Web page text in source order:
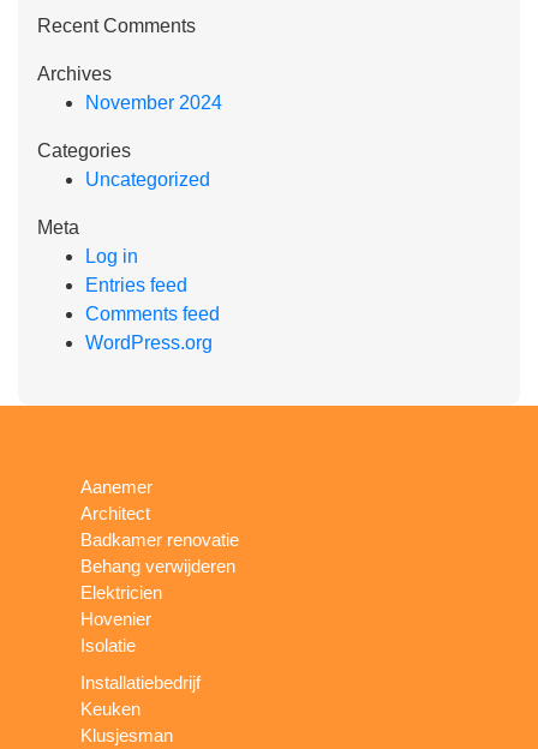
Recent Comments
Archives
November 2024
Categories
Uncategorized
Meta
Log in
Entries feed
Comments feed
WordPress.org
Aanemer
Architect
Badkamer renovatie
Behang verwijderen
Elektricien
Hovenier
Isolatie
Installatiebedrijf
Keuken
Klusjesman